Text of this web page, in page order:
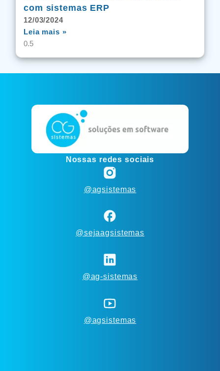
com sistemas ERP
12/03/2024
Leia mais »
Nossas redes sociais
@agsistemas
@sejaagsistemas
@ag-sistemas
@agsistemas